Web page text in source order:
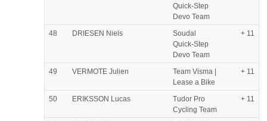
Quick-Step
Devo Team
48 DRIESEN Niels
Soudal
Quick-Step
Devo Team
+ 11
49 VERMOTE Julien
Team Visma |
Lease a Bike
+ 11
50 ERIKSSON Lucas
Tudor Pro
Cycling Team
+ 11